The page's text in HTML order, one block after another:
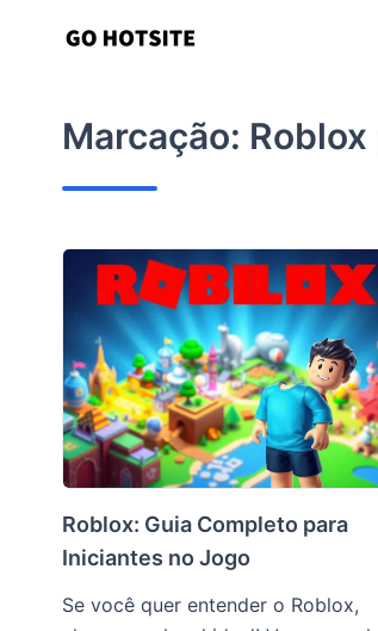
conteúdoMarcação:
Roblox: Guia Completo para
Iniciantes no Jogo
Se você quer entender o Roblox,